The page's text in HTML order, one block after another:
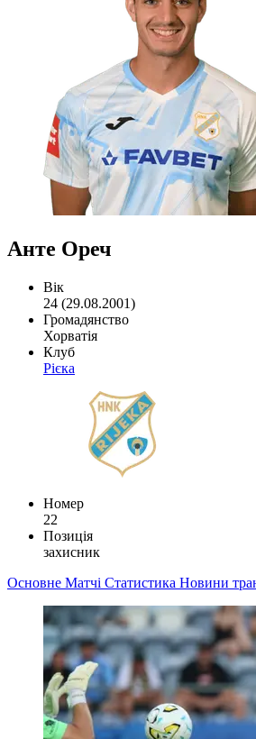
Анте Ореч
Вік
24 (29.08.2001)
Громадянство
Хорватія
Клуб
Рієка
Номер
22
Позиція
захисник
Основне Матчі Статистика Новини